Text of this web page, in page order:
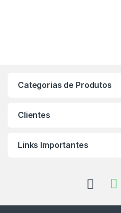
Categorias de Produtos
Clientes
Links Importantes